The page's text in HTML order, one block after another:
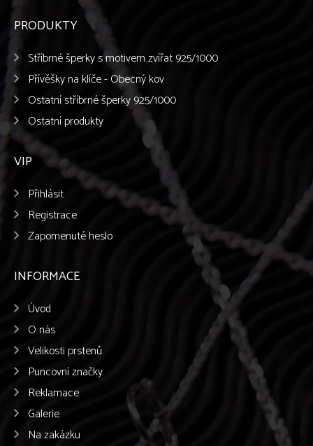
PRODUKTY
Stříbrné šperky s motivem zvířat 925/1000
Přívěšky na klíče - Obecný kov
Ostatní stříbrné šperky 925/1000
Ostatní produkty
VIP
Přihlásit
Registrace
Zapomenuté heslo
INFORMACE
Úvod
O nás
Velikosti prstenů
Puncovní značky
Reklamace
Galerie
Na zakázku